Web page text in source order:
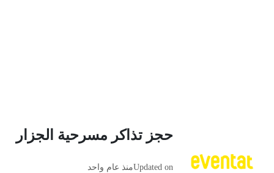
حجز تذاكر مسرحية الجزار
Updated onمنذ عام واحد